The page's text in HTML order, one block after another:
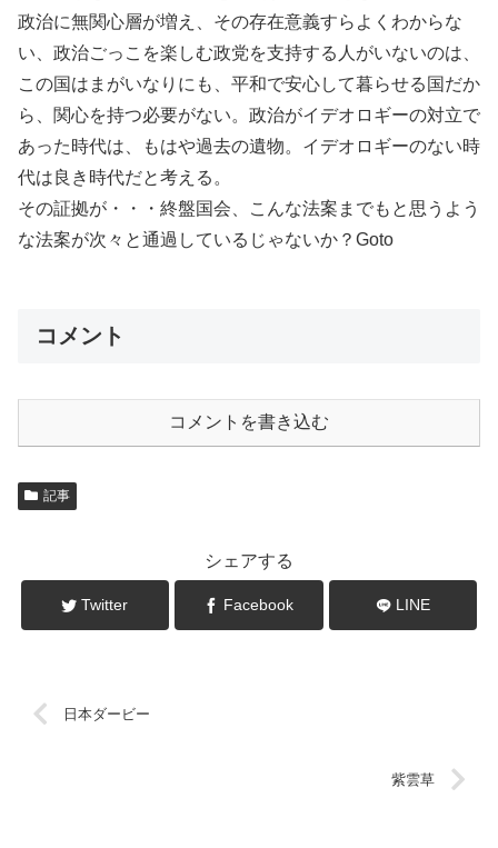
政治に無関心層が増え、その存在意義すらよくわからな
い、政治ごっこを楽しむ政党を支持する人がいないのは、
この国はまがいなりにも、平和で安心して暮らせる国だか
ら、関心を持つ必要がない。政治がイデオロギーの対立で
あった時代は、もはや過去の遺物。イデオロギーのない時
代は良き時代だと考える。
その証拠が・・・終盤国会、こんな法案までもと思うよう
な法案が次々と通過しているじゃないか？Goto
コメント
コメントを書き込む
記事
シェアする
Twitter Facebook LINE
日本ダービー
紫雲草